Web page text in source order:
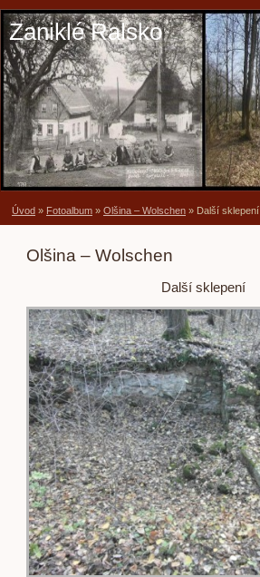
Zaniklé Ralsko
Úvod » Fotoalbum » Olšina – Wolschen » Další sklepení
Olšina – Wolschen
Další sklepení